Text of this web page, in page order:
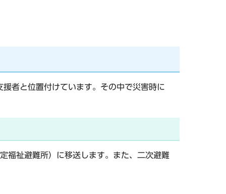
者と位置付けています。その中で災害時に
福祉避難所）に移送します。また、二次避難